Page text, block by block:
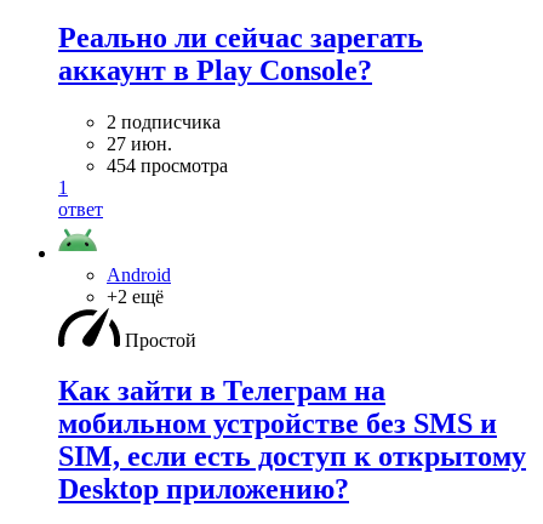
Реально ли сейчас зарегать
аккаунт в Play Console?
2 подписчика
27 июн.
454 просмотра
1
ответ
Android
+2 ещё
Простой
Как зайти в Телеграм на
мобильном устройстве без SMS и
SIM, если есть доступ к открытому
Desktop приложению?